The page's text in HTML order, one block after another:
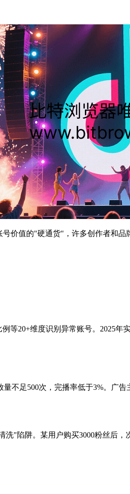
值的"硬通货"，许多创作者和品
20+维度识别异常账号。2025年
足500次，完播率低于3%。广告
陷阱。某用户购买3000粉丝后，